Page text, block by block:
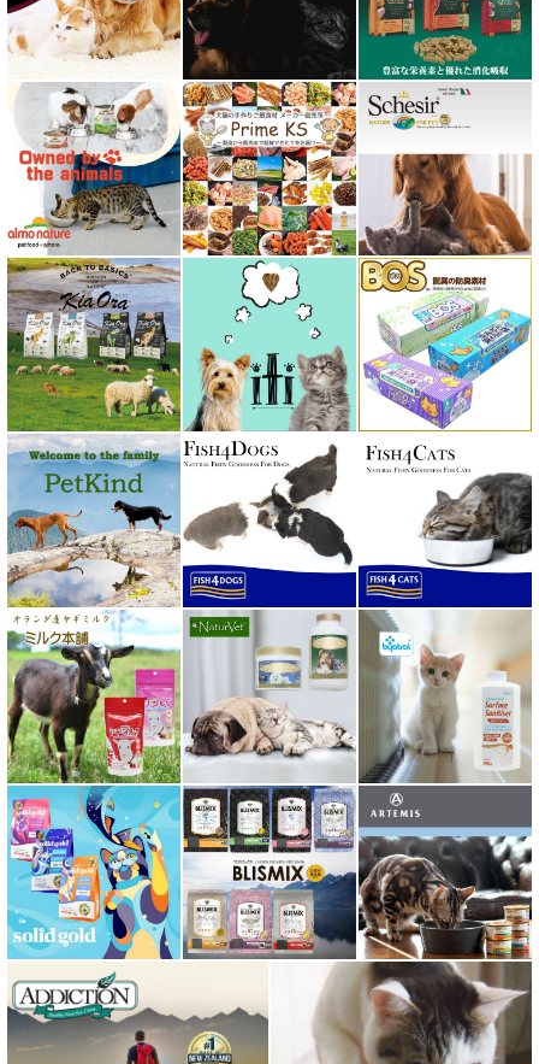
ブリスミックス BLISMIX
プレスティージ PRESTIGE
プロデン ProDen
ベイリーコー Bailey+Co
ベッツソリューション VetSolution
ベッツラボ Vets Labo
ペットカインド PetKind
ペトコト PETOKOTO
ホワイトフォックス
ボンショーズペット bonnechose pet
ママクック
ミャウ MEOW
ミャオイングヘッズ MEOWING HEADS
ミルク本舗
ムーラムーラ Moora Moora
ルイトモ RUITOMO
ロザイボトル
ロッカ ROKKA
ワイルドランド Wildes Land
わんぽうやく